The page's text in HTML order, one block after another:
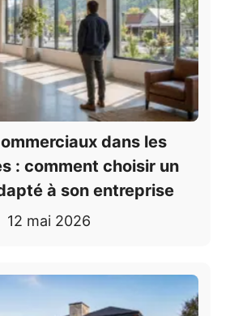
dans les
: comment choisir un
à son entreprise
12 mai 2026